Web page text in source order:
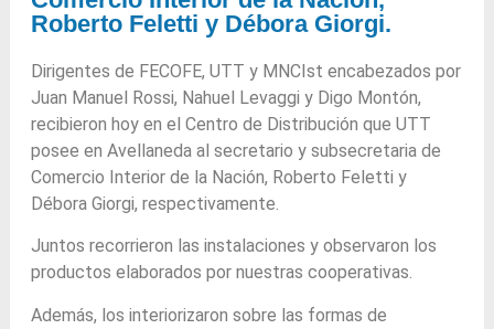
Roberto Feletti y Débora Giorgi.
Dirigentes de FECOFE, UTT y MNCIst encabezados por
Juan Manuel Rossi, Nahuel Levaggi y Digo Montón,
recibieron hoy en el Centro de Distribución que UTT
posee en Avellaneda al secretario y subsecretaria de
Comercio Interior de la Nación, Roberto Feletti y
Débora Giorgi, respectivamente.
Juntos recorrieron las instalaciones y observaron los
productos elaborados por nuestras cooperativas.
Además, los interiorizaron sobre las formas de